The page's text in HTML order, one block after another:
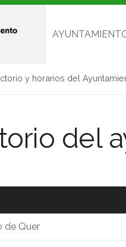
y horarios del
del
de Quer